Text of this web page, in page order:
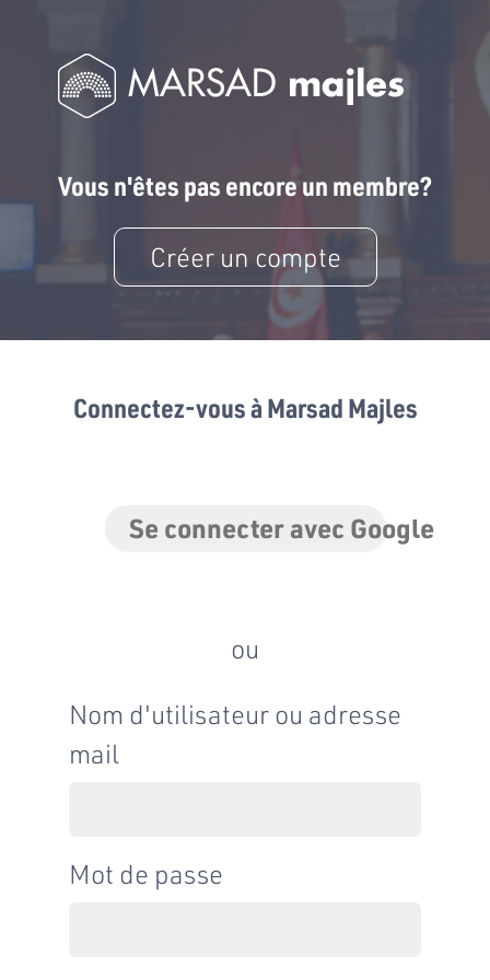
Vous n'êtes pas encore un membre?
Créer un compte
Connectez-vous à Marsad Majles
Se connecter avec Google
ou
Nom d'utilisateur ou adresse
mail
Mot de passe